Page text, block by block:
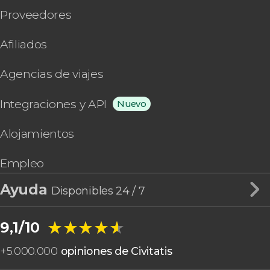
Proveedores
Afiliados
Agencias de viajes
Integraciones y API Nuevo
Alojamientos
Empleo
Ayuda Disponibles 24 / 7
9,1/10 ★★★★★
★★★★★
+5.000.000 opiniones de Civitatis